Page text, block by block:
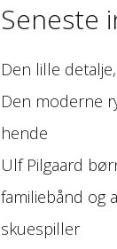
Seneste
Den lille
Den moderne
hende
Ulf Pilgaard
familiebånd og
skuespiller